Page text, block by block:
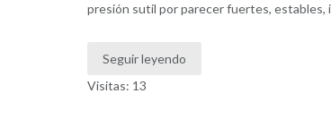
presión sutil por parecer fuertes, estables,
Seguir leyendo
Visitas: 13